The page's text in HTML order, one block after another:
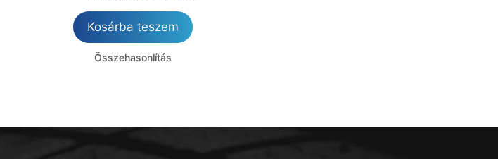
Kosárba teszem
Összehasonlítás